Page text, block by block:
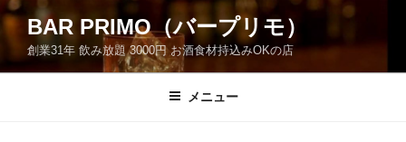
コ
ン
ン
BAR PRIMO（バープリモ）
創業31年 飲み放題 3000円 お酒食材持込みOKの店
メニュー